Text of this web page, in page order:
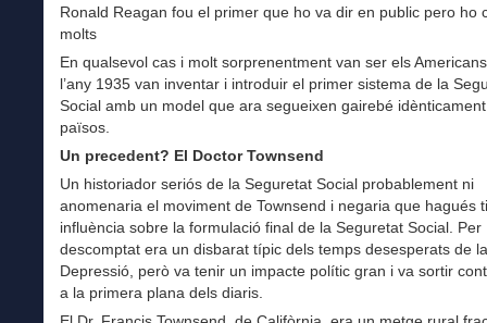
Ronald Reagan fou el primer que ho va dir en public pero ho
molts
En qualsevol cas i molt sorprenentment van ser els
l’any 1935 van inventar i introduir el primer sistema de la
Social amb un model que ara segueixen gairebé
països.
Un precedent? El Doctor Townsend
Un historiador seriós de la Seguretat Social probablement ni
anomenaria el moviment de Townsend i negaria que hagués
influència sobre la formulació final de la Seguretat Social. Per
descomptat era un disbarat típic dels temps desesperats de
Depressió, però va tenir un impacte polític gran i va sortir
a la primera plana dels diaris.